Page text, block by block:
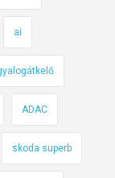
ai
ADAC
skoda superb